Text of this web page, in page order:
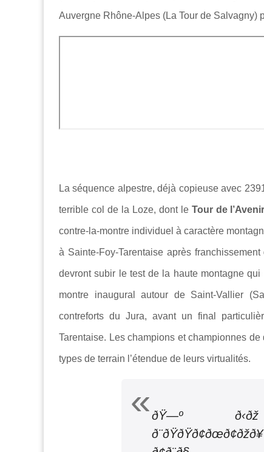
Auvergne Rhône-Alpes (La Tour de Salvagny)
La séquence alpestre, déjà copieuse avec
terrible col de la Loze, dont le Tour de l’Avenir
contre-la-montre individuel à caractère
à Sainte-Foy-Tarentaise après
devront subir le test de la haute montagne
montre inaugural autour de Saint-Vallier
contreforts du Jura, avant un final
Tarentaise. Les champions et championnes
types de terrain l’étendue de leurs virtualités.
ðŸ—º ð‹ðž